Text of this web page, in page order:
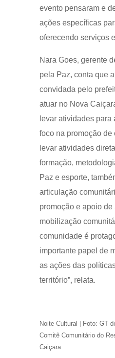
evento pensaram e
ações específicas
oferecendo serviços
Nara Goes, gerente
pela Paz, conta que
convidada pelo
atuar no Nova
levar atividades para
foco na promoção de
levar atividades
formação,
Paz e esporte,
articulação
promoção e apoio
mobilização
comunidade é
importante papel de
as ações das
território”, relata.
Noite Cultural | Foto: GT
Comitê Comunitário do
Caiçara